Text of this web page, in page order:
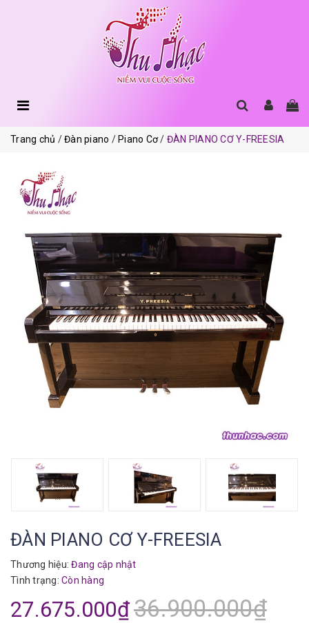
Trang chủ Đàn piano Piano Cơ ĐÀN PIANO CƠ Y-FREESIA
ĐÀN PIANO CƠ Y-FREESIA
Thương hiệu: Đang cập nhật
Tình trạng: Còn hàng
27.675.000₫36.900.000₫